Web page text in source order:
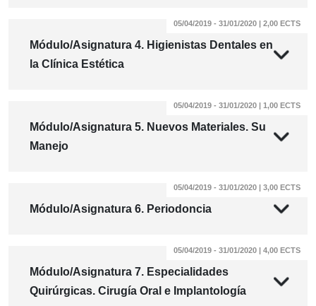
Módulo/Asignatura 4. Higienistas Dentales en
la Clínica Estética
05/04/2019 - 31/01/2020 | 2,00 ECTS
Módulo/Asignatura 5. Nuevos Materiales. Su
Manejo
05/04/2019 - 31/01/2020 | 1,00 ECTS
Módulo/Asignatura 6. Periodoncia
05/04/2019 - 31/01/2020 | 3,00 ECTS
Módulo/Asignatura 7. Especialidades
Quirúrgicas. Cirugía Oral e Implantología
05/04/2019 - 31/01/2020 | 4,00 ECTS